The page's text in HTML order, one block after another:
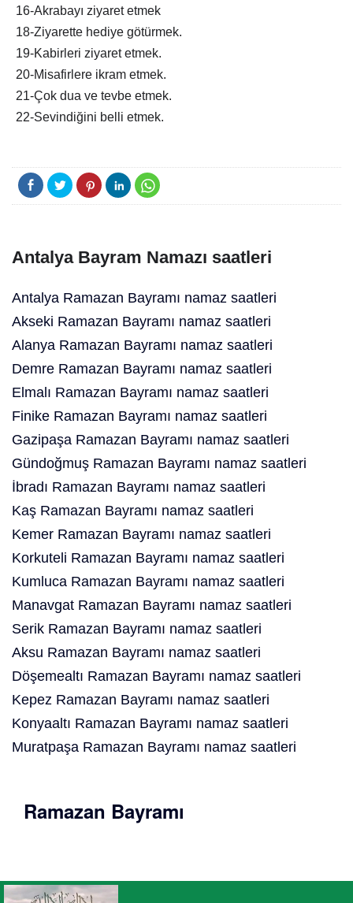
16-Akrabayı ziyaret etmek
18-Ziyarette hediye götürmek.
19-Kabirleri ziyaret etmek.
20-Misafirlere ikram etmek.
21-Çok dua ve tevbe etmek.
22-Sevindiğini belli etmek.
Antalya Bayram Namazı saatleri
Antalya Ramazan Bayramı namaz saatleri
Akseki Ramazan Bayramı namaz saatleri
Alanya Ramazan Bayramı namaz saatleri
Demre Ramazan Bayramı namaz saatleri
Elmalı Ramazan Bayramı namaz saatleri
Finike Ramazan Bayramı namaz saatleri
Gazipaşa Ramazan Bayramı namaz saatleri
Gündoğmuş Ramazan Bayramı namaz saatleri
İbradı Ramazan Bayramı namaz saatleri
Kaş Ramazan Bayramı namaz saatleri
Kemer Ramazan Bayramı namaz saatleri
Korkuteli Ramazan Bayramı namaz saatleri
Kumluca Ramazan Bayramı namaz saatleri
Manavgat Ramazan Bayramı namaz saatleri
Serik Ramazan Bayramı namaz saatleri
Aksu Ramazan Bayramı namaz saatleri
Döşemealtı Ramazan Bayramı namaz saatleri
Kepez Ramazan Bayramı namaz saatleri
Konyaaltı Ramazan Bayramı namaz saatleri
Muratpaşa Ramazan Bayramı namaz saatleri
Ramazan Bayramı